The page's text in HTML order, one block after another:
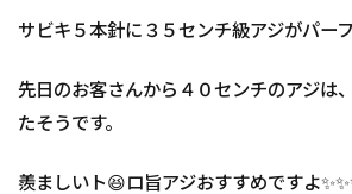
サビキ５本針に３５センチ級アジがパー
先日のお客さんから４０センチのアジは
たそうです。
羨ましいト😆ロ旨アジおすすめですよ